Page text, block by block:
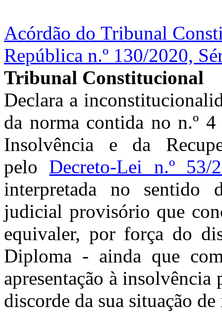
Acórdão do Tribunal
República n.º 130/2020,
Tribunal Constitucional
Declara a
da norma contida no n.º
Insolvência e da
pelo Decreto-Lei n.º 53/
interpretada no sentido
judicial provisório que
equivaler, por força do
Diploma - ainda que
apresentação à insolvência
discorde da sua situação